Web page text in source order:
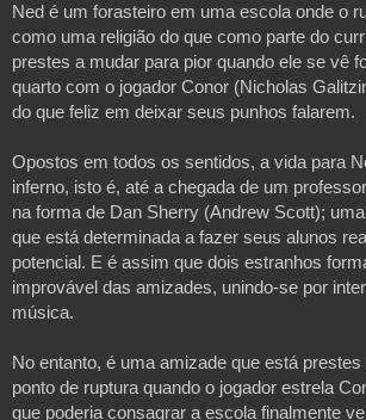
Ned é um forasteiro em uma escola onde o
como uma religião do que como parte do
prestes a mudar para pior quando ele se vê
quarto com o jogador Conor (Nicholas
Opostos em todos os sentidos, a vida para
inferno, isto é, até a chegada de um
na forma de Dan Sherry (Andrew Scott);
que está determinada a fazer seus alunos
potencial. E é assim que dois estranhos
improvável das amizades, unindo-se por
música.
No entanto, é uma amizade que está
ponto de ruptura quando o jogador estrela
que poderia consagrar a escola finalmente